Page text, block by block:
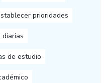
prioridades
diarias
de estudio